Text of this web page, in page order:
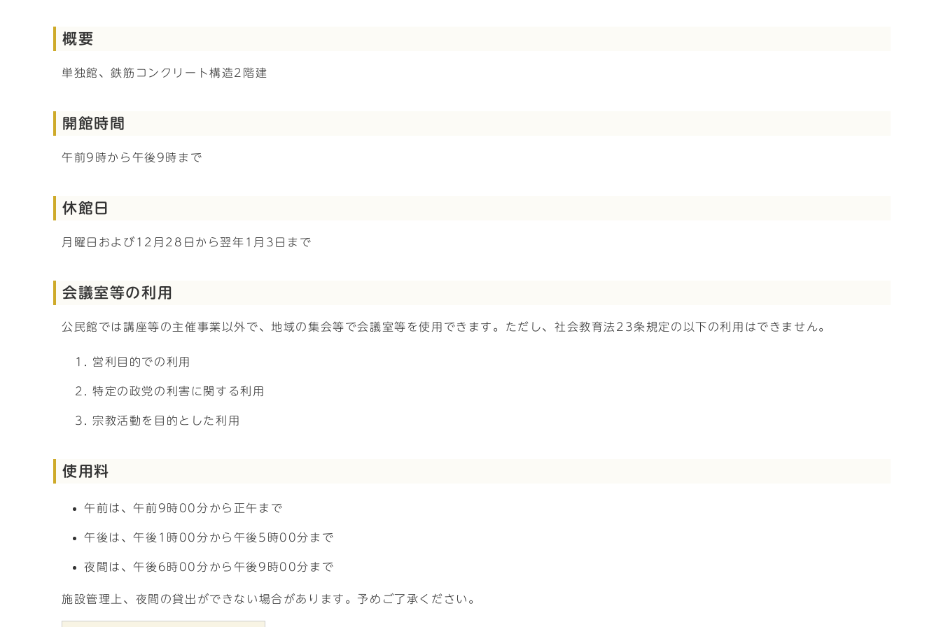
概要
単独館、鉄筋コンクリート構造2階建
開館時間
午前9時から午後9時まで
休館日
月曜日および12月28日から翌年1月3日まで
会議室等の利用
公民館では講座等の主催事業以外で、地域の集会等で会議室等を使用できます。ただし、社会教育法23条規定の以下の利用はできません。
営利目的での利用
特定の政党の利害に関する利用
宗教活動を目的とした利用
使用料
午前は、午前9時00分から正午まで
午後は、午後1時00分から午後5時00分まで
夜間は、午後6時00分から午後9時00分まで
施設管理上、夜間の貸出ができない場合があります。予めご了承ください。